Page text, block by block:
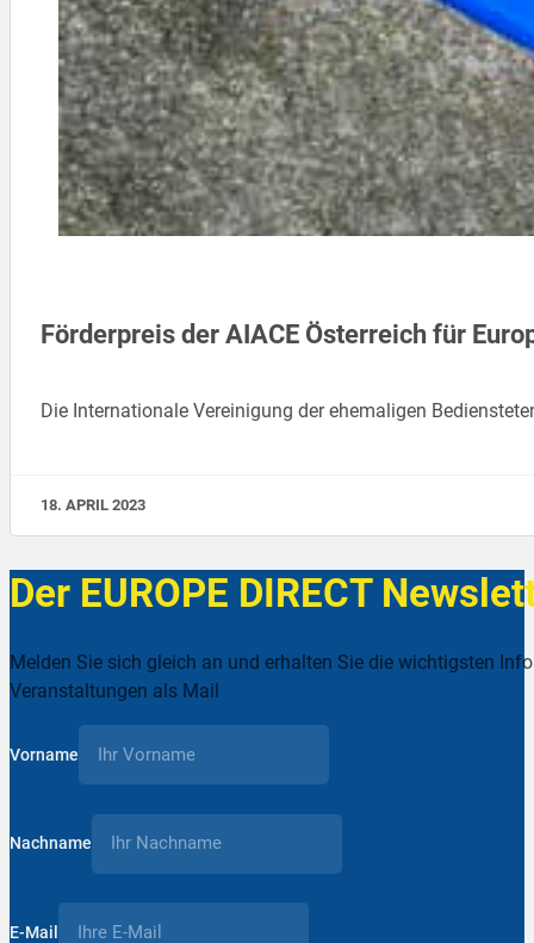
Förderpreis der AIACE Österreich für
Die Internationale Vereinigung der ehemaligen
18. APRIL 2023
Der EUROPE DIRECT
Melden Sie sich gleich an und erhalten Sie die wichtigsten
Veranstaltungen als Mail
Vorname
Nachname
E-Mail